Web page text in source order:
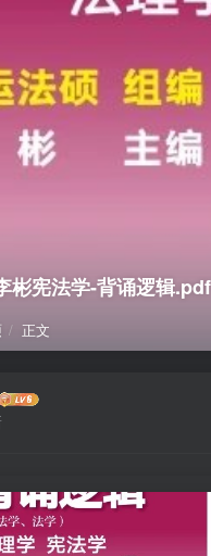
彬宪法学-背诵逻辑.pdf
正文